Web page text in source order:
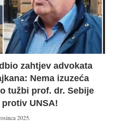
zahtjev advokata
Nema izuzeća
tužbi prof. dr. Sebije
UNSA!
2025.